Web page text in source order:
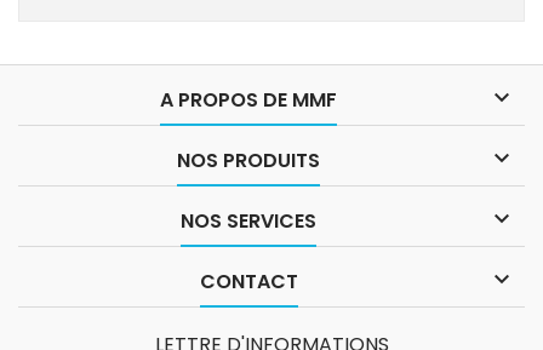
A PROPOS DE MMF 
NOS PRODUITS 
NOS SERVICES 
CONTACT 
LETTRE D'INFORMATIONS